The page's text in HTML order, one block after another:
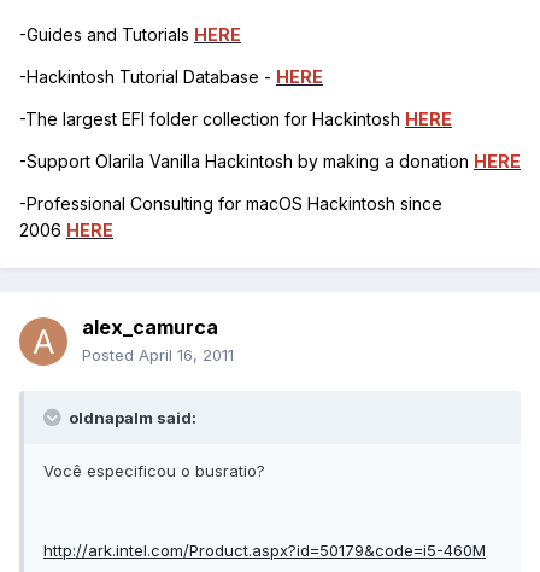
-Guides and Tutorials HERE
-Hackintosh Tutorial Database - HERE
-The largest EFI folder collection for Hackintosh HERE
-Support Olarila Vanilla Hackintosh by making a donation HERE
-Professional Consulting for macOS Hackintosh since
2006 HERE
alex_camurca
Posted April 16, 2011
oldnapalm said:
Você especificou o busratio?
http://ark.intel.com/Product.aspx?id=50179&code=i5-460M